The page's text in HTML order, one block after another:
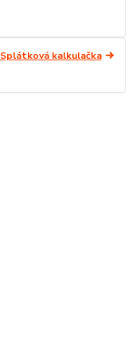
Splátková kalkulačka